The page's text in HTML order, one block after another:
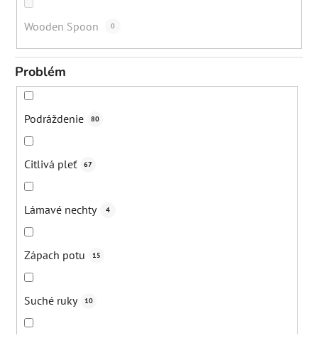
Wooden Spoon 0
Problém
Podráždenie 80
Citlivá pleť 67
Lámavé nechty 4
Zápach potu 15
Suché ruky 10